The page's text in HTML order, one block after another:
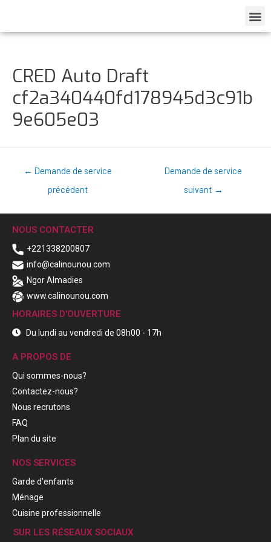
CRED Auto Draft
cf2a340440fd178945d3c91b
9e605e03
← Demande de service
précédent
Demande de service
suivant →
NOUS CONTACTER
+221338200807
info@calinounou.com
Ngor Almadies
www.calinounou.com
HORAIRES D'OUVERTURE
Du lundi au vendredi de 08h00 - 17h
A PROPOS DE
Qui sommes-nous?
Contactez-nous?
Nous recrutons
FAQ
Plan du site
NOS SERVICES
Garde d'enfants
Ménage
Cuisine professionnelle
SUR LES RÉSEAUX SOCIAUX